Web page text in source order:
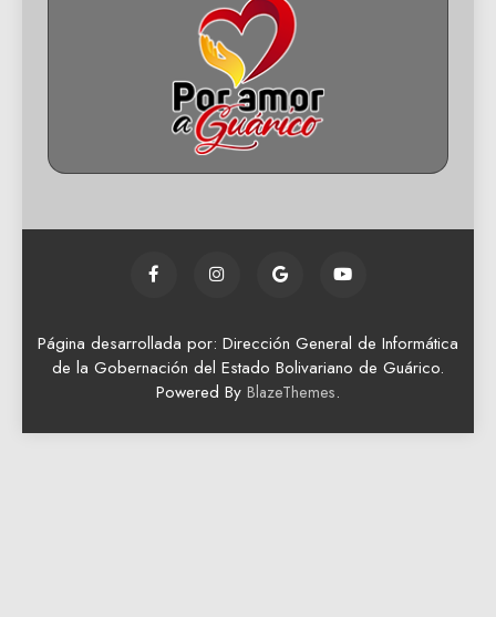
Página desarrollada por: Dirección General de Informática
de la Gobernación del Estado Bolivariano de Guárico.
Powered By BlazeThemes.